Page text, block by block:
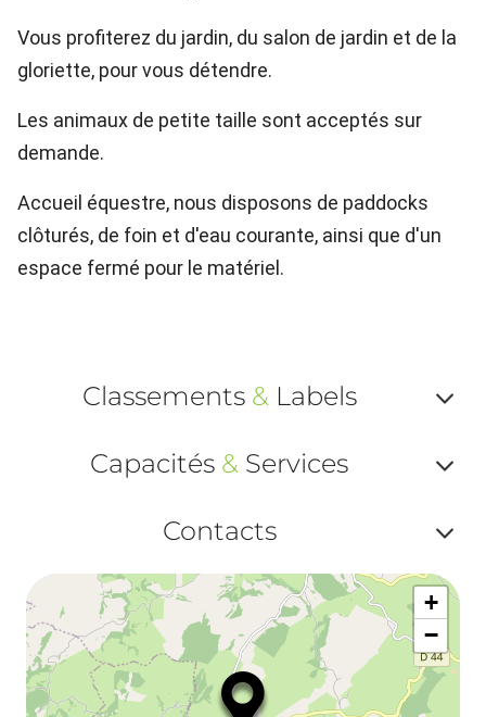
Vous profiterez du jardin, du salon de jardin et de la
gloriette, pour vous détendre.
Les animaux de petite taille sont acceptés sur
demande.
Accueil équestre, nous disposons de paddocks
clôturés, de foin et d'eau courante, ainsi que d'un
espace fermé pour le matériel.
Classements &Labels
ou
Capacités & Services
ou
Contacts
ou
+
−